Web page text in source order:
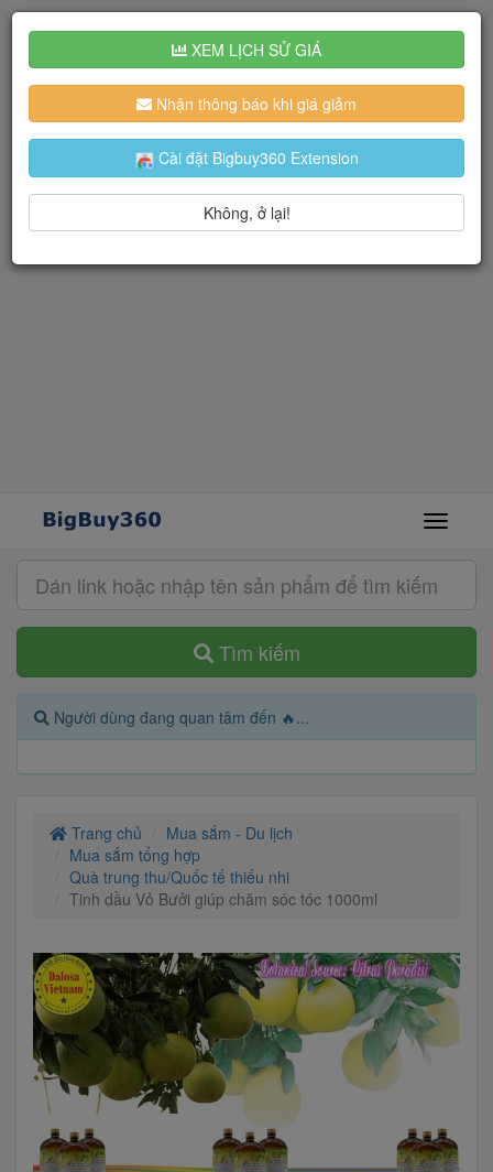
Tìm kiếm
Người dùng đang quan tâm đến 🔥...
Trang chủ
Mua sắm - Du lịch
Mua sắm tổng hợp
Quà trung thu/Quốc tế thiếu nhi
Tinh dầu Vỏ Bưởi giúp chăm sóc tóc 1000ml
XEM LỊCH SỬ GIÁ
Nhận thông báo khi giá giảm
Cài đặt Bigbuy360 Extension
Không, ở lại!